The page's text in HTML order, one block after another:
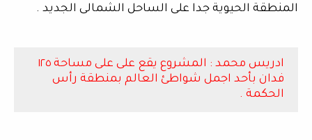
المنطقة الحيوية جدا على الساحل الشمالى الجديد .
ادريس محمد : المشروع يقع على على مساحة ١٢٥
فدان بأحد اجمل شواطئ العالم بمنطقة رأس
الحكمة .